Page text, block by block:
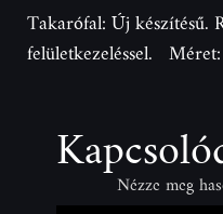
Takarófal: Új készítésű.
felületkezeléssel.
Nézze meg